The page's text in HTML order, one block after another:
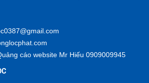
cáo website Mr Hiếu 0909009945